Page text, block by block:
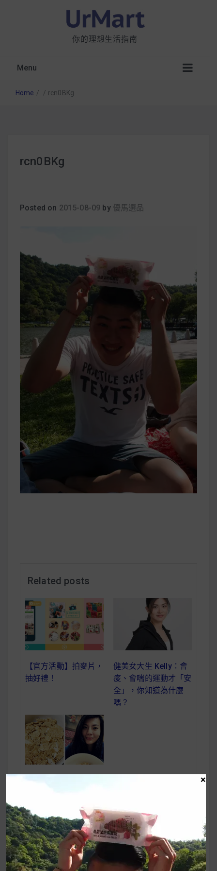
你的理想生活指南
Menu
析：成分、營養價值及其優缺點
健身重訓菜單
運動健身飲食建議
2020 年最新蛋白粉終極指南，讓你一次搞
清楚！
七大經典健身疑問，不要再被這些問題困擾
減醣食材推薦
Home / / rcn0BKg
rcn0BKg
Posted on 2015-08-09 by 優馬選品
Related posts
【官方活動】拍麥片，
抽好禮！
健美女大生 Kelly：會
痠、會喘的運動才「安
全」，你知道為什麼
嗎？
【 麥片女孩 Ainslee
擔心早餐吃什麼！
文 【麥片女孩 凱郁】
×